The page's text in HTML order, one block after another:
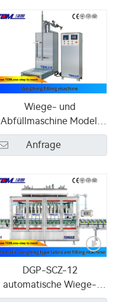
Wiege- und
Abfüllmaschine Modell
DGP-CZ-300 für
Getriebeöl
Anfrage
DGP-SCZ-12
automatische Wiege-
Abfüllmaschine für